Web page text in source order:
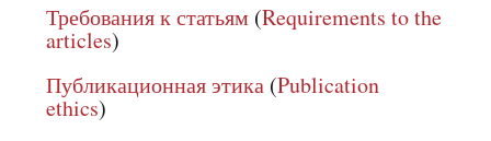
Требования к статьям (Requirements to the
articles)
Публикационная этика (Publication
ethics)